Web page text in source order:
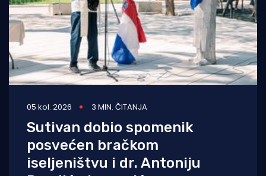
05 kol. 2026 3 MIN. ČITANJA
Sutivan dobio spomenik
posvećen bračkom
iseljeništvu i dr. Antoniju